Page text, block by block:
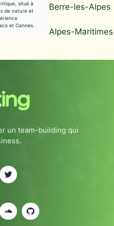
situé à
de nature et
et Cannes.
Berre-les-Alpes
Alpes-Maritimes
un team-building qui